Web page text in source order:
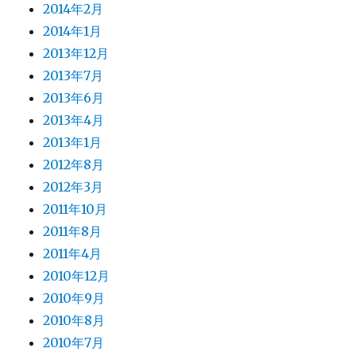
2014年2月
2014年1月
2013年12月
2013年7月
2013年6月
2013年4月
2013年1月
2012年8月
2012年3月
2011年10月
2011年8月
2011年4月
2010年12月
2010年9月
2010年8月
2010年7月